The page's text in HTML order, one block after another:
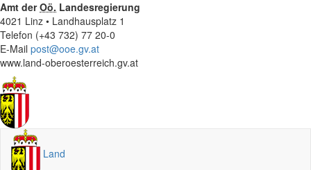
Amt derOö. Landesregierung
4021 Linz • Landhausplatz 1
Telefon (+43 732) 77 20-0
E-Mail post@ooe.gv.at
www.land-oberoesterreich.gv.at
Land